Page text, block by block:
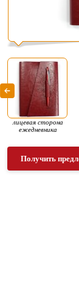
лицевая сторона
ежедневника
Получить